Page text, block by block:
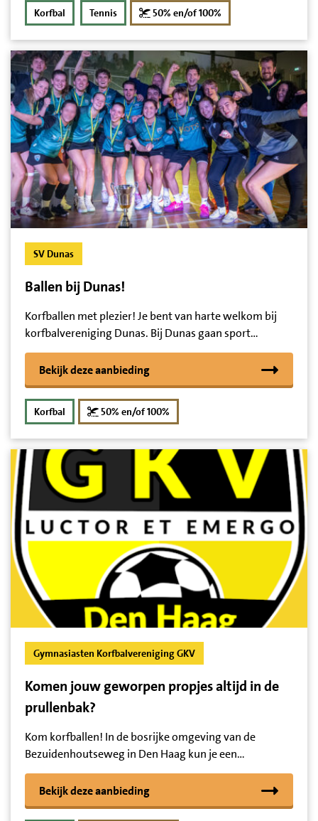
Korfbal Tennis 50% en/of 100%
SV Dunas
Ballen bij Dunas!
Korfballen met plezier! Je bent van harte welkom bij
korfbalvereniging Dunas. Bij Dunas gaan sport…
Bekijk deze aanbieding
Korfbal 50% en/of 100%
Gymnasiasten Korfbalvereniging GKV
Komen jouw geworpen propjes altijd in de
prullenbak?
Kom korfballen! In de bosrijke omgeving van de
Bezuidenhoutseweg in Den Haag kun je een…
Bekijk deze aanbieding